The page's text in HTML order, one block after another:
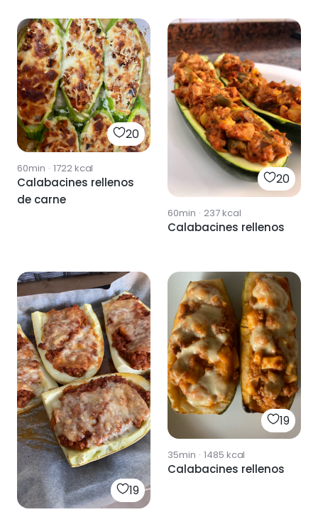
20
60min · 1722kcal
Calabacines rellenos
de carne
20
60min · 237kcal
Calabacines rellenos
19
19
35min · 1485 kcal
Calabacines rellenos